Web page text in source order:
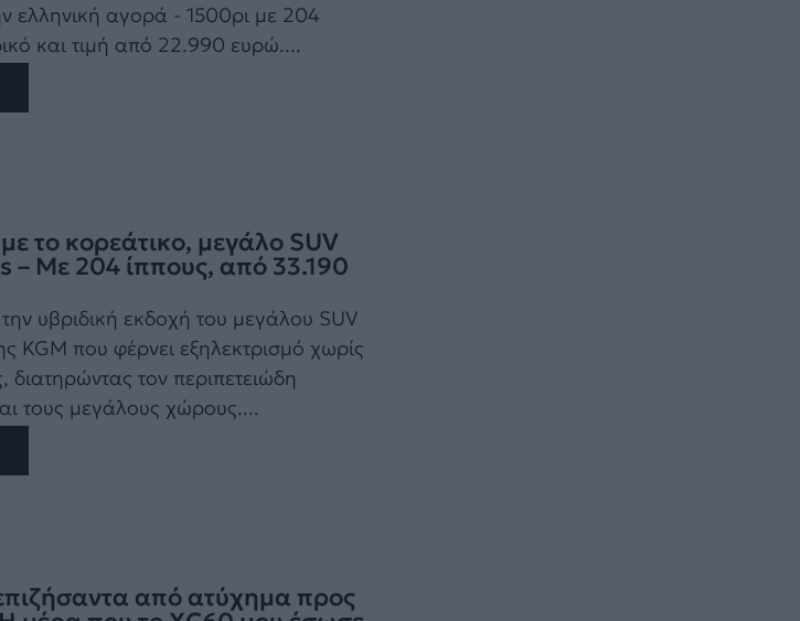
ελληνική αγορά - 1500ρι με 204
και τιμή από 22.990 ευρώ....
το κορεάτικο, μεγάλο SUV
– Με 204 ίππους, από 33.190
υβριδική εκδοχή του μεγάλου SUV
KGM που φέρνει εξηλεκτρισμό χωρίς
διατηρώντας τον περιπετειώδη
τους μεγάλους χώρους....
από ατύχημα προς